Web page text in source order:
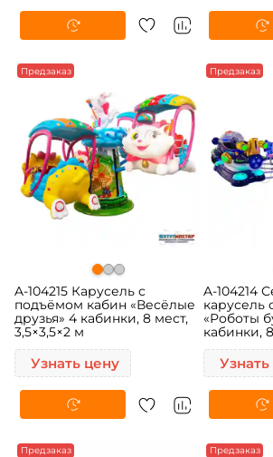
Предзаказ
A-104215 Карусель с
подъёмом кабин «Весёлые
друзья» 4 кабинки, 8 мест,
3,5×3,5×2 м
Узнать цену
Предзаказ
A-104214
карусель
«Роботы
кабинки,
Предзаказ Предзаказ